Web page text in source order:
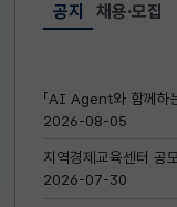
공지
선택됨
공지
「AI Agent와 함께하
2026-08-05
지역경제교육센터 공
2026-07-30
채용·모집